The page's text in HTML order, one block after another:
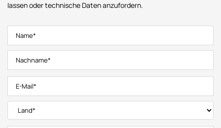
lassen oder technische Daten anzufordern.